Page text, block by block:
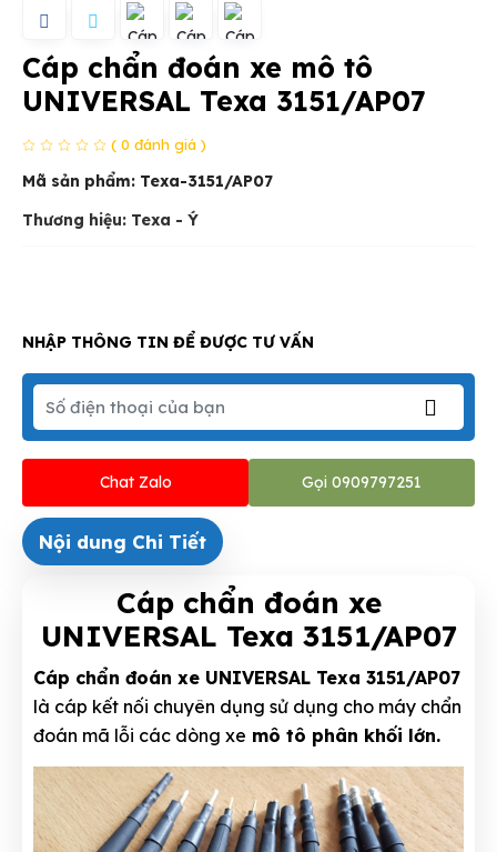
Cáp chẩn đoán xe mô tô
UNIVERSAL Texa 3151/AP07
( 0 đánh giá )
Mã sản phẩm: Texa-3151/AP07
Thương hiệu: Texa - Ý
NHẬP THÔNG TIN ĐỂ ĐƯỢC TƯ VẤN
Chat Zalo Gọi 0909797251
Nội dung Chi Tiết
Cáp chẩn đoán xe
UNIVERSAL Texa 3151/AP07
Cáp chẩn đoán xe UNIVERSAL Texa 3151/AP07
là cáp kết nối chuyên dụng sử dụng cho máy chẩn
đoán mã lỗi các dòng xe mô tô phân khối lớn.